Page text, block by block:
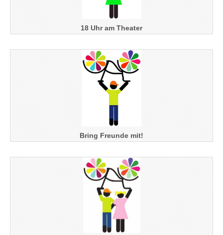
18 Uhr am Theater
Bring Freunde mit!